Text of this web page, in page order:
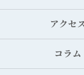
アクセ
コラム